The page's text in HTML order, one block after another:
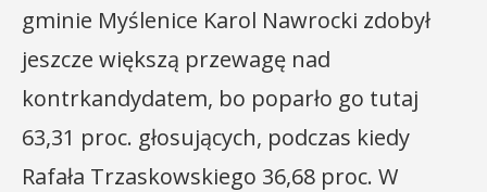
gminie Myślenice Karol Nawrocki zdobył
jeszcze większą przewagę nad
kontrkandydatem, bo poparło go tutaj
63,31 proc. głosujących, podczas kiedy
Rafała Trzaskowskiego 36,68 proc. W